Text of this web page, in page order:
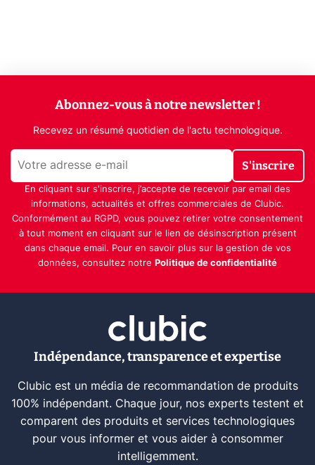
Abonnez-vous à notre newsletter !
Recevez un résumé quotidien de l'actu technologique.
S'inscrire
En cliquant sur s'inscrire, j’accepte de recevoir par email des
informations, actualités et offres commerciales de Clubic.
Conformément au RGPD, vous pouvez retirer votre consentement
à tout moment en cliquant sur le lien de désinscription présent
dans chaque email. Pour en savoir plus sur la gestion de vos
données, consultez notre Politique de confidentialité
Indépendance, transparence et expertise
Clubic est un média de recommandation de produits
100% indépendant. Chaque jour, nos experts testent et
comparent des produits et services technologiques
pour vous informer et vous aider à consommer
intelligemment.